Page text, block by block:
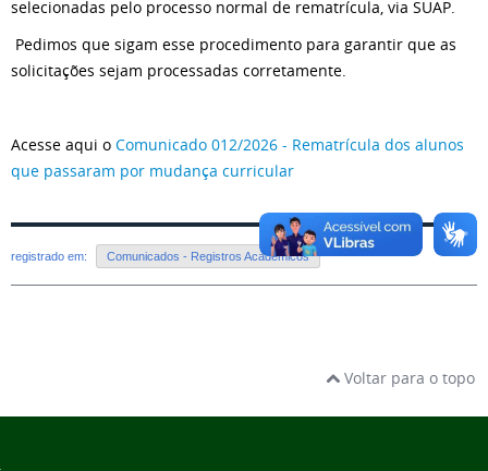
selecionadas pelo processo normal de rematrícula, via SUAP.
Pedimos que sigam esse procedimento para garantir que as
solicitações sejam processadas corretamente.
Acesse aqui o Comunicado 012/2026 - Rematrícula dos alunos
que passaram por mudança curricular
registrado em: Comunicados - Registros Acadêmicos
Voltar para o topo